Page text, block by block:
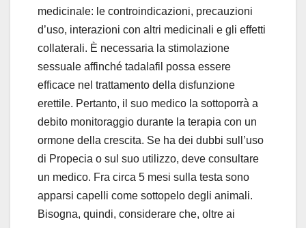
medicinale: le controindicazioni, precauzioni
d’uso, interazioni con altri medicinali e gli effetti
collaterali. È necessaria la stimolazione
sessuale affinché tadalafil possa essere
efficace nel trattamento della disfunzione
erettile. Pertanto, il suo medico la sottoporrà a
debito monitoraggio durante la terapia con un
ormone della crescita. Se ha dei dubbi sull’uso
di Propecia o sul suo utilizzo, deve consultare
un medico. Fra circa 5 mesi sulla testa sono
apparsi capelli come sottopelo degli animali.
Bisogna, quindi, considerare che, oltre ai